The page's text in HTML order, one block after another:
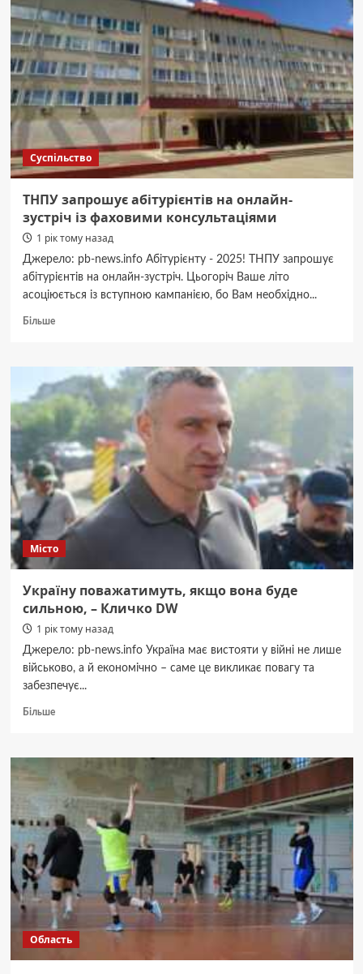
затримали
посадовця
ТЦК
Суспільство
ТНПУ запрошує абітурієнтів на онлайн-
зустріч із фаховими консультаціями
1 рік тому назад
Джерело: pb-news.info Абітурієнту - 2025! ТНПУ запрошує
абітурієнтів на онлайн-зустріч. Цьогоріч Ваше літо
асоціюється із вступною кампанією, бо Вам необхідно...
БільшеДокладніше
запрошує
абітурієнтів
на
онлайн-
зустріч
із
фаховими
консультаціями
Місто
Україну поважатимуть, якщо вона буде
сильною, – Кличко DW
1 рік тому назад
Джерело: pb-news.info Україна має вистояти у війні не лише
військово, а й економічно – саме це викликає повагу та
забезпечує...
БільшеДокладніше
поважатимуть,
якщо
вона
буде
сильною,
–
Кличко
DW
Область